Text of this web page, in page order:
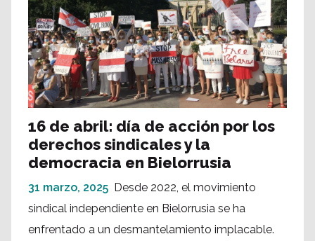
16 de abril: día de acción por los
derechos sindicales y la
democracia en Bielorrusia
31 marzo, 2025 Desde 2022, el movimiento
sindical independiente en Bielorrusia se ha
enfrentado a un desmantelamiento implacable.